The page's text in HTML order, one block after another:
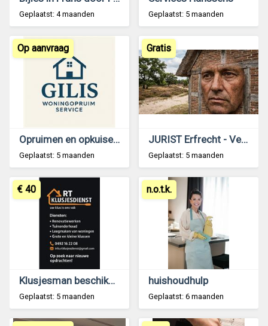
Geplaatst: 4 maanden Geplaatst: 5 maanden
Opruimen en opkuisen woningen ...
Geplaatst: 5 maanden
Op aanvraag
JURIST Erfrecht - Vereffening/verdeling erfenis
Geplaatst: 5 maanden
Gratis
Klusjesman beschikbaar
Geplaatst: 5 maanden
€ 40
huishoudhulp
Geplaatst: 6 maanden
n.o.t.k.